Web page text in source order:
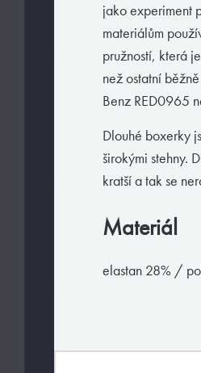
jako experiment
materiálům
pružností, která
než ostatní
Benz RED0965
Dlouhé boxerky
širokými stehny.
kratší a tak se
Materiál
elastan 28% /
M
BARVY
MATERIÁLY
Exclusive